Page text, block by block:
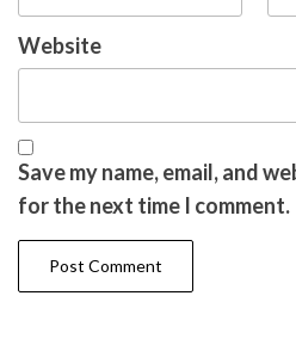
Website
Save my name, email, and
for the next time I comment.